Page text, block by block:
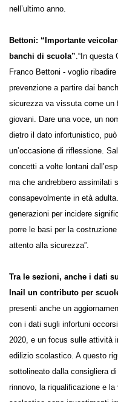
nell’ultimo anno.
Bettoni: “Importante
dai banchi di scuola”.“In
dell’Inail, Franco Bettoni -
cultura della prevenzione a
comprendere che la sicurezza
personale dei giovani. Dare
si celano dietro il dato
giovanissimi un’occasione di
protezione, sono concetti a
prosegue Bettoni - ma che
maturare consapevolmente
sulle nuove generazioni per
del domani e porre le basi
sempre più attento alla
Tra le sezioni, anche i dati
Inail un contributo per
sono presenti anche un
sezione con i dati sugli
triennio 2018-2020, e un
patrimonio edilizio
dell'Istituto è stato
Francesca Maione. “Il